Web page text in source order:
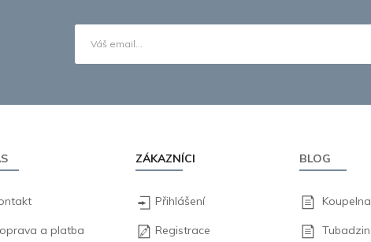
a platba
ZÁKAZNÍCI
Přihlášení
Registrace
BLOG
Koupelna
Tubadzin